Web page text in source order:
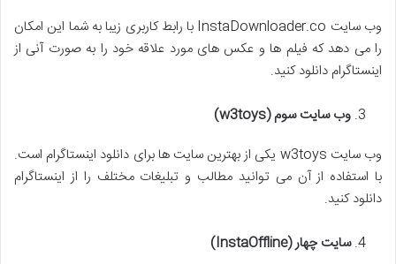
وب سایت InstaDownloader.co با رابط کاربری زیبا به شما این امکان
را می دهد که فیلم ها و عکس های مورد علاقه خود را به صورت آنی از
اینستاگرام دانلود کنید.
وب سایت سوم(w3toys)
وب سایت w3toys یکی از بهترین سایت ها برای دانلود اینستاگرام است.
با استفاده از آن می توانید مطالب و تبلیغات مختلف را از اینستاگرام
دانلود کنید.
سایت چهار(InstaOffline)